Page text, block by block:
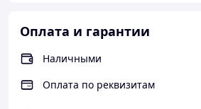
Оплата и гарантии
Наличными
Оплата по реквизитам